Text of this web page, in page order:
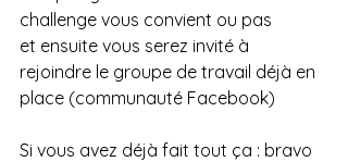
challenge vous convient ou pas
et ensuite vous serez invité à
rejoindre le groupe de travail déjà en
place (communauté Facebook)
Si vous avez déjà fait tout ça : bravo